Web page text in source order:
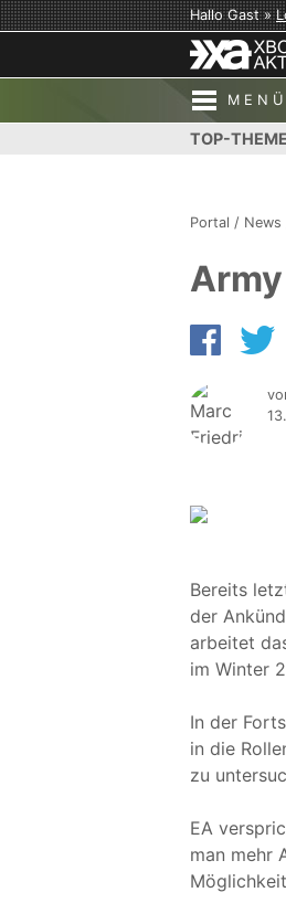
Hallo Gast »
MENÜ
TOP-
Portal / News
Bereits
der
arbeitet
im Winter
In der
in die
zu
EA
man mehr